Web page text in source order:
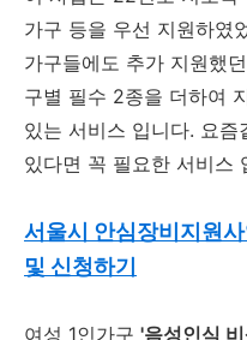
가구 등을 우선 지원하였
가구들에도 추가 지원했
구별 필수 2종을 더하여
있는 서비스 입니다. 요즘
있다면 꼭 필요한 서비스
서울시 안심장비지원
및 신청하기
여성 1인가구 '음성인식